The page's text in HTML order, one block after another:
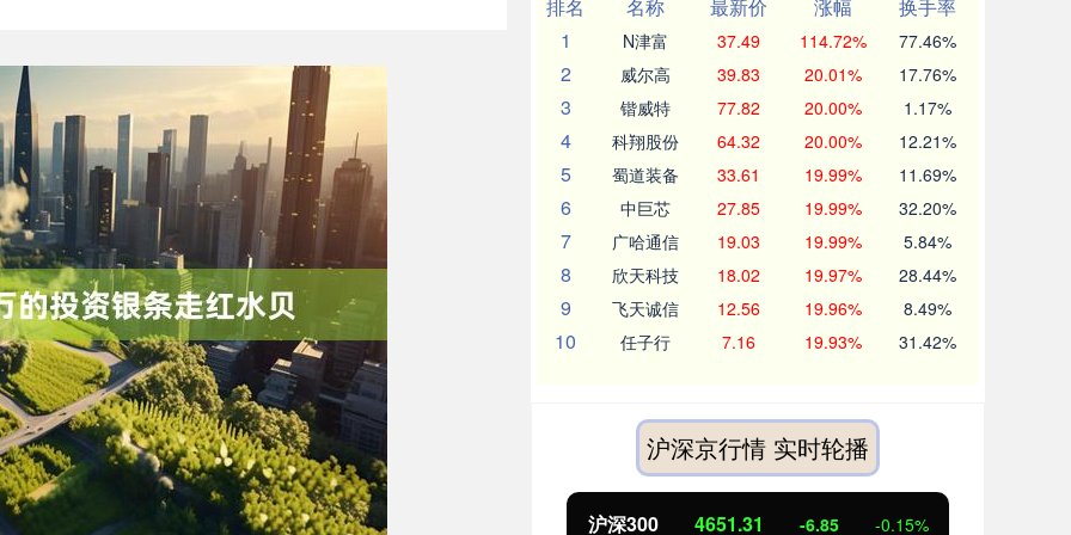
排名 名称 最新价 涨幅
换手率
1
N津富 37.49 114.72% 77.46%
2 威尔高 39.83 20.01% 17.76%
3 锴威特 77.82 20.00% 1.17%
4 科翔股份 64.32 20.00% 12.21%
5 蜀道装备 33.61 19.99% 11.69%
6 中巨芯 27.85 19.99% 32.20%
7 广哈通信 19.03 19.99% 5.84%
8 欣天科技 18.02 19.97% 28.44%
9 飞天诚信 12.56 19.96% 8.49%
10 任子行 7.16 19.93% 31.42%
沪深京行情 实时轮播
深证成指 14110.12 -34.08 沪深300 4651.31 -6.85 -0.15%